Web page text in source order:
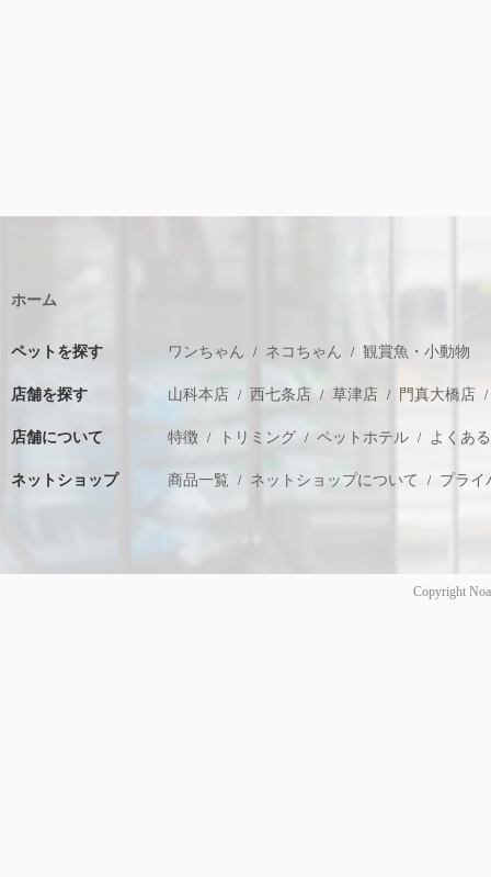
ホーム
ペットを探す ワンちゃん ネコちゃん 観賞魚・小動物
店舗を探す 山科本店 西七条店 草津店 門真大橋店
店舗について 特徴 トリミング ペットホテル よくあ
ネットショップ 商品一覧 ネットショップについて プライ
Copyright